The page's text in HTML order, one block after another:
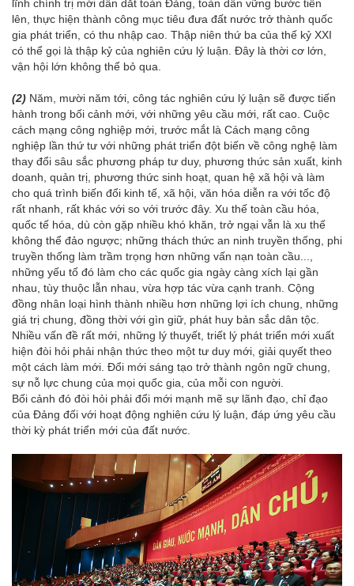
lĩnh chính trị mới dẫn dắt toàn Đảng, toàn dân vững bước tiến
lên, thực hiện thành công mục tiêu đưa đất nước trở thành quốc
gia phát triển, có thu nhập cao. Thập niên thứ ba của thế kỷ XXI
có thể gọi là thập kỷ của nghiên cứu lý luận. Đây là thời cơ lớn,
vận hội lớn không thể bỏ qua.
(2) Năm, mười năm tới, công tác nghiên cứu lý luận sẽ được tiến
hành trong bối cảnh mới, với những yêu cầu mới, rất cao. Cuộc
cách mạng công nghiệp mới, trước mắt là Cách mạng công
nghiệp lần thứ tư với những phát triển đột biến về công nghệ làm
thay đổi sâu sắc phương pháp tư duy, phương thức sản xuất, kinh
doanh, quản trị, phương thức sinh hoạt, quan hệ xã hội và làm
cho quá trình biến đổi kinh tế, xã hội, văn hóa diễn ra với tốc độ
rất nhanh, rất khác với so với trước đây. Xu thế toàn cầu hóa,
quốc tế hóa, dù còn gặp nhiều khó khăn, trở ngại vẫn là xu thế
không thể đảo ngược; những thách thức an ninh truyền thống, phi
truyền thống làm trầm trọng hơn những vấn nạn toàn cầu...,
những yếu tố đó làm cho các quốc gia ngày càng xích lại gần
nhau, tùy thuộc lẫn nhau, vừa hợp tác vừa cạnh tranh. Cộng
đồng nhân loại hình thành nhiều hơn những lợi ích chung, những
giá trị chung, đồng thời với gìn giữ, phát huy bản sắc dân tộc.
Nhiều vấn đề rất mới, những lý thuyết, triết lý phát triển mới xuất
hiện đòi hỏi phải nhận thức theo một tư duy mới, giải quyết theo
một cách làm mới. Đổi mới sáng tạo trở thành ngôn ngữ chung,
sự nỗ lực chung của mọi quốc gia, của mỗi con người.
Bối cảnh đó đòi hỏi phải đổi mới mạnh mẽ sự lãnh đạo, chỉ đạo
của Đảng đối với hoạt động nghiên cứu lý luận, đáp ứng yêu cầu
thời kỳ phát triển mới của đất nước.